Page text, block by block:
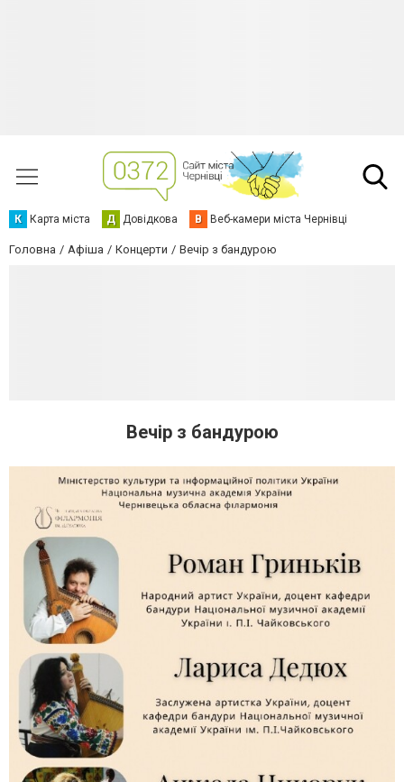
К Карта міста Д Довідкова В Веб-камери міста Чернівці
Головна Афіша Концерти Вечір з бандурою
Вечір з бандурою